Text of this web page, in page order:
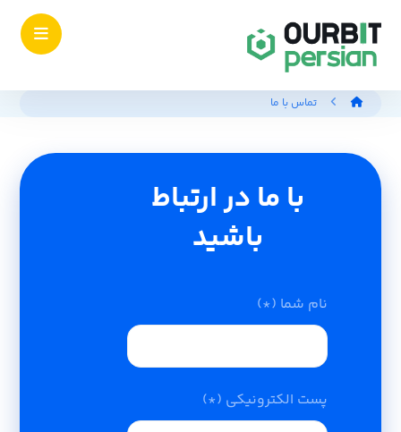
تماس با ما
با ما در ارتباط
باشید
نام شما (*)
پست الکترونیکی (*)